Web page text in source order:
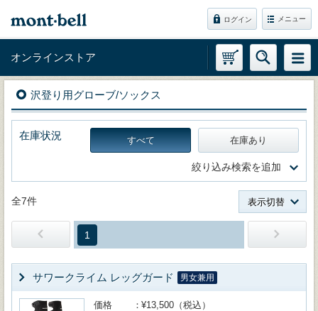
ログイン メニュー
オンラインストア
沢登り用グローブ/ソックス
在庫状況 すべて 在庫あり
絞り込み検索を追加
全7件 表示切替
1
サワークライム レッグガード 男女兼用
価格
¥13,500（税込）